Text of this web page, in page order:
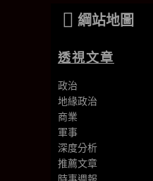
綱站地圖
透視文章
政治
地緣政治
商業
軍事
深度分析
推薦文章
時事週報